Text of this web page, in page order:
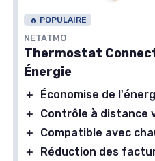
🔥 POPULAIRE
NETATMO
Thermostat
Énergie
＋
Économise de
＋
Contrôle à distance
＋
Compatible avec
＋
Réduction des